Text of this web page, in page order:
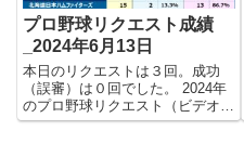
プロ野球リクエスト成績
_2024年6月13日
本日のリクエストは３回。成功
（誤審）は０回でした。 2024年
のプロ野球リクエスト（ビデオ判
定）成績を記録集計しています。